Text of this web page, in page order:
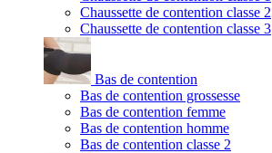
Chaussette de contention classe 2
Chaussette de contention classe 3
Bas de contention
Bas de contention grossesse
Bas de contention femme
Bas de contention homme
Bas de contention classe 2